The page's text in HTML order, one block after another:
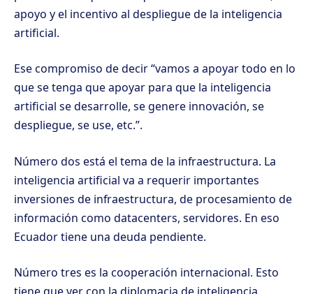
apoyo y el incentivo al despliegue de la inteligencia
artificial.
Ese compromiso de decir “vamos a apoyar todo en lo
que se tenga que apoyar para que la inteligencia
artificial se desarrolle, se genere innovación, se
despliegue, se use, etc.”.
Número dos está el tema de la infraestructura. La
inteligencia artificial va a requerir importantes
inversiones de infraestructura, de procesamiento de
información como datacenters, servidores. En eso
Ecuador tiene una deuda pendiente.
Número tres es la cooperación internacional. Esto